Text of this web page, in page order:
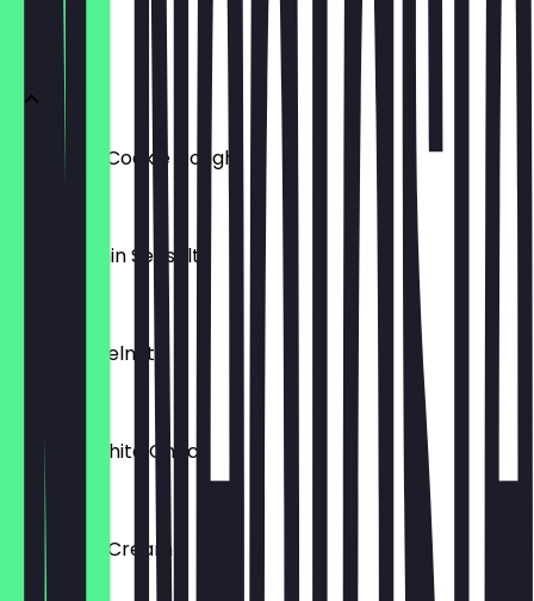
Donuts
Blueberry Cookie Dough
Schokotahin Seasalt
Bueno Hazelnut
Konfetti White Choc
€ 3,30
Cookies & Cream